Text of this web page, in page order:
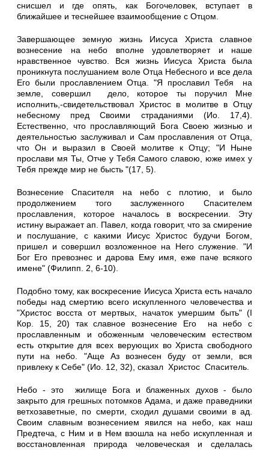
снисшел и где опять, как Богочеловек, вступает в
ближайшее и теснейшее взаимообщение с Отцом.
Завершающее земную жизнь Иисуса Христа славное
вознесение на небо вполне удовлетворяет и наше
нравственное чувство. Вся жизнь Иисуса Христа была
проникнута послушанием волеОтца Небесного и все дела
Его были прославлением Отца. "Я прославил Тебя на
земле, совершил дело, которое ты поручил Мне
исполнить,-свидетельствовал Христос в молитве в Отцу
небесному пред Своими страданиями (Ио. 17,4).
Естественно, что прославляющий Бога Своею жизнью и
деятельностью заслуживал и Сам прославления от Отца,
что Он и выразил в Своей молитве к Отцу; "И Ныне
прослави мя Ты, Отчеу ТебяСамого славою, юже имех у
Тебя прежде мир не бысть "(17, 5).
Вознесение Спасителя на небо с плотию, и было
продолжением того заслуженного Спасителем
прославления, которое началось в воскресении. Эту
истину выражает ап. Павел, когда говорит, что за смирение
и послушание, с какими Иисус Христос будучи Богом,
пришел и совершил возложенное на Него служение. "И
Бог Его превознес и дарова Ему имя, еже паче всякого
имене" (Филипп. 2, 6-10).
Подобно тому, как воскресение Иисуса Христа есть начало
победы над смертию всего искупленного человечества и
"Христос восста от мертвых, начатокумершим быть" (I
Кор. 15, 20) так славное вознесение Его на небо с
прославленным и обоженным человеческим естеством
есть открытие для всех верующих во Христа свободного
пути на небо. "Аще Аз вознесен буду от земли, вся
привлеку к Себе" (Ио. 12, 32), сказал Христос Спаситель.
Небо - это жилище Бога и блаженных духов - было
закрыто для грешных потомков Адама, и даже праведники
ветхозаветные, по смерти, сходил душами своими в ад.
Своим славным вознесением явился на небо, как наш
Предтеча, с Ним и в Нем взошла на небо искупленная и
восстановленная природа человеческая и сделалась